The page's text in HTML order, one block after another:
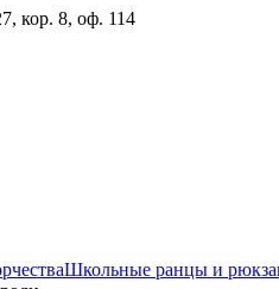
кор. 8, оф. 114
Школьные ранцы и